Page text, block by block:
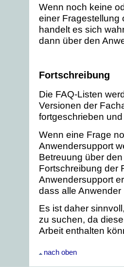
Wenn noch keine
einer Fragestellung
handelt es sich
dann über den
Fortschreibung
Die FAQ-Listen
Versionen der
fortgeschrieben
Wenn eine Frage
Anwendersupport
Betreuung über
Fortschreibung der
Anwendersupport
dass alle
Es ist daher
zu suchen, da
Arbeit enthalten
nach oben